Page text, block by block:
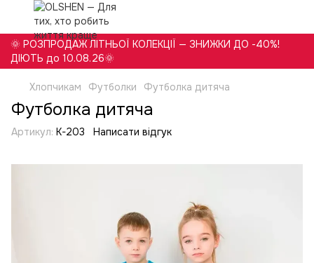
🌞 РОЗПРОДАЖ ЛІТНЬОЇ КОЛЕКЦІЇ — ЗНИЖКИ ДО -40%!
ДІЮТЬ до 10.08.26🌞
Хлопчикам Футболки Футболка дитяча
Футболка дитяча
Артикул: K-203 Написати відгук